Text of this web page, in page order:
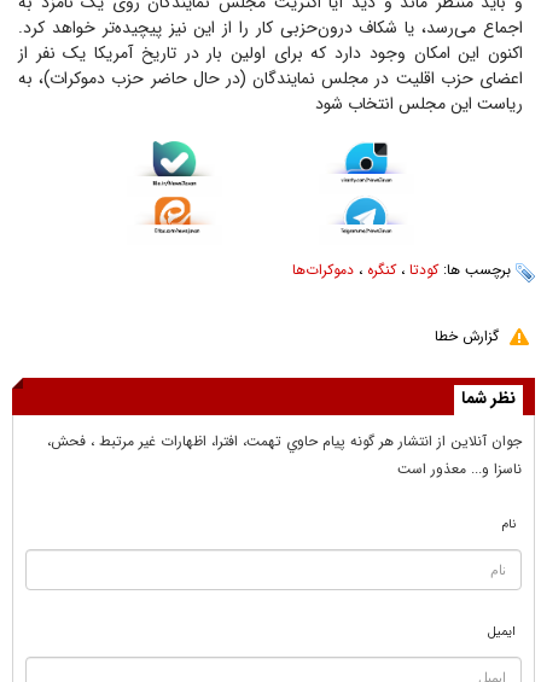
اجماع می‌رسد، یا شکاف درون‌حزبی کار را از این نیز پیچیده‌تر خواهد کرد.
اکنون این امکان وجود دارد که برای اولین بار در تاریخ آمریکا یک نفر از
اعضای حزب اقلیت در مجلس نمایندگان (در حال حاضر حزب دموکرات)، به
ریاست این مجلس انتخاب شود
برچسب ها:کودتا ،کنگره ، دموکرات‌ها
گزارش خطا
نظر شما
جوان آنلاين از انتشار هر گونه پيام حاوي تهمت، افترا، اظهارات غير مرتبط ، فحش،
ناسزا و... معذور است
نام
ایمیل